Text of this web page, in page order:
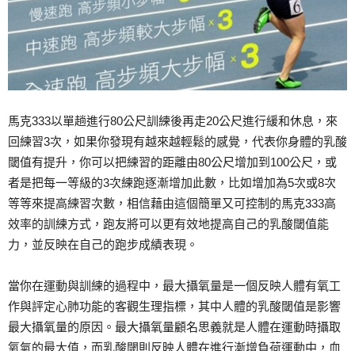
馬克333以單趟進行80公尺訓練後再走20公尺進行緩和休息，來
回練習3次，如果你發現有越來越輕鬆的感覺，代表你身體的乳酸
閾值有提升，你可以把練習的距離由80公尺增加到100公尺，或
者是把每一等級的3次練跑逐漸增加此數，比如增加為5次或8次
等等來提高練習次數，相信藉由這個簡單又可控制的馬克333高
效率的訓練方式，跑友將可以更有效地提高自己的乳酸閾值能
力，並反映在自己的跑步成績表現。
當你在運動與訓練的過程中，最大攝氧量是一個反映人體有氧工
作與評定心肺功能的客觀生理指標，其中人體的乳酸閾值是影響
最大攝氧量的原因。最大攝氧量顧名思義就是人體在運動時攝取
氧氣的最大值，而乳酸閾則反映人體在進行漸增負荷運動中，血